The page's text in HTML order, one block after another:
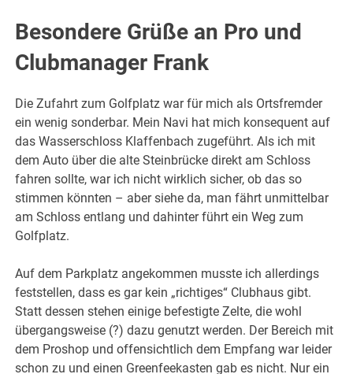
Besondere Grüße an Pro und
Clubmanager Frank
Die Zufahrt zum Golfplatz war für mich als Ortsfremder
ein wenig sonderbar. Mein Navi hat mich konsequent auf
das Wasserschloss Klaffenbach zugeführt. Als ich mit
dem Auto über die alte Steinbrücke direkt am Schloss
fahren sollte, war ich nicht wirklich sicher, ob das so
stimmen könnten – aber siehe da, man fährt unmittelbar
am Schloss entlang und dahinter führt ein Weg zum
Golfplatz.
Auf dem Parkplatz angekommen musste ich allerdings
feststellen, dass es gar kein „richtiges“ Clubhaus gibt.
Statt dessen stehen einige befestigte Zelte, die wohl
übergangsweise (?) dazu genutzt werden. Der Bereich mit
dem Proshop und offensichtlich dem Empfang war leider
schon zu und einen Greenfeekasten gab es nicht. Nur ein